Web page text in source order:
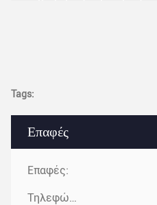
Επαφές
Επαφές:
Τηλεφώνημα:
Tags: